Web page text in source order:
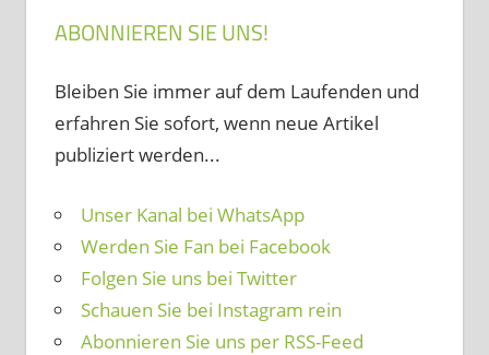
ABONNIEREN SIE UNS!
Bleiben Sie immer auf dem Laufenden und
erfahren Sie sofort, wenn neue Artikel
publiziert werden...
Unser Kanal bei WhatsApp
Werden Sie Fan bei Facebook
Folgen Sie uns bei Twitter
Schauen Sie bei Instagram rein
Abonnieren Sie uns per RSS-Feed